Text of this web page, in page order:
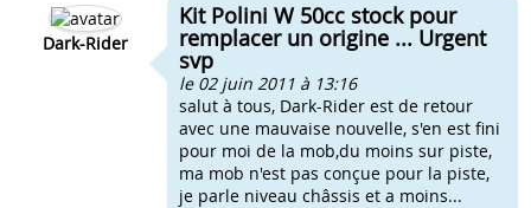
Dark-Rider
Kit Polini W 50cc stock pour
remplacer un origine ... Urgent
svp
le 02 juin 2011 à 13:16
salut à tous, Dark-Rider est de retour
avec une mauvaise nouvelle, s'en est fini
pour moi de la mob,du moins sur piste,
ma mob n'est pas conçue pour la piste,
je parle niveau châssis et a moins...